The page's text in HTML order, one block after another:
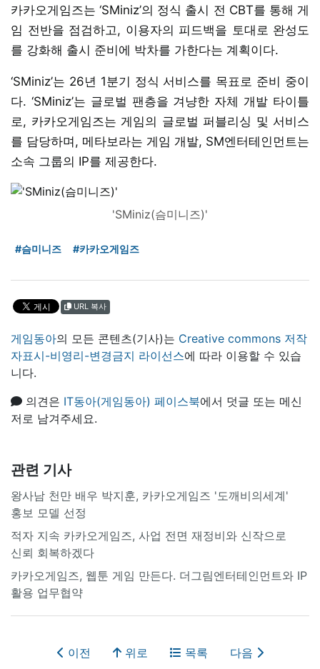
카카오게임즈는 ‘SMiniz’의 정식 출시 전 CBT를 통해 게
임 전반을 점검하고, 이용자의 피드백을 토대로 완성도
를 강화해 출시 준비에 박차를 가한다는 계획이다.
‘SMiniz’는 26년 1분기 정식 서비스를 목표로 준비 중이
다. ‘SMiniz’는 글로벌 팬층을 겨냥한 자체 개발 타이틀
로, 카카오게임즈는 게임의 글로벌 퍼블리싱 및 서비스
를 담당하며, 메타보라는 게임 개발, SM엔터테인먼트는
소속 그룹의 IP를 제공한다.
'SMiniz(슴미니즈)'
#슴미니즈 #카카오게임즈
URL 복사
게임동아의 모든 콘텐츠(기사)는 Creative commons 저작
자표시-비영리-변경금지 라이선스에 따라 이용할 수 있습
니다.
의견은 IT동아(게임동아) 페이스북에서 덧글 또는 메신
저로 남겨주세요.
관련 기사
왕사남 천만 배우 박지훈, 카카오게임즈 '도깨비의세계'
홍보 모델 선정
적자 지속 카카오게임즈, 사업 전면 재정비와 신작으로
신뢰 회복하겠다
카카오게임즈, 웹툰 게임 만든다. 더그림엔터테인먼트와 IP
활용 업무협약
이전 위로 목록 다음